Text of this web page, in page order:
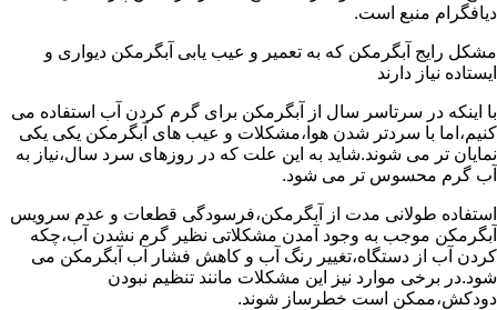
دیافگرام منبع است.
مشکل رایج آبگرمکن که به تعمیر و عیب یابی آبگرمکن دیواری و
ایستاده نیاز دارند
با اینکه در سرتاسر سال از آبگرمکن برای گرم کردن آب استفاده می
کنیم،اما با سردتر شدن هوا،مشکلات و عیب های آبگرمکن یکی یکی
نمایان تر می شوند.شاید به این علت که در روزهای سرد سال،نیاز به
آب گرم محسوس تر می شود.
استفاده طولانی مدت از آبگرمکن،فرسودگی قطعات و عدم سرویس
آبگرمکن موجب به وجود آمدن مشکلاتی نظیر گرم نشدن آب،چکه
کردن آب از دستگاه،تغییر رنگ آب و کاهش فشار آب آبگرمکن می
شود.در برخی موارد نیز این مشکلات مانند تنظیم نبودن
دودکش،ممکن است خطرساز شوند.